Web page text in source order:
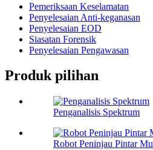
Pemeriksaan Keselamatan
Penyelesaian Anti-keganasan
Penyelesaian EOD
Siasatan Forensik
Penyelesaian Pengawasan
Produk pilihan
Penganalisis Spektrum
Robot Peninjau Pintar